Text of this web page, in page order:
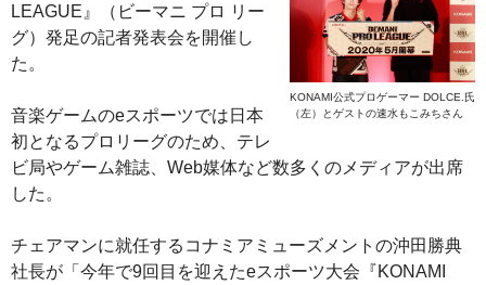
KONAMI公式プロゲーマー DOLCE.氏
（左）とゲストの速水もこみちさん
LEAGUE』（ビーマニ プロ リー
グ）発足の記者発表会を開催し
た。
音楽ゲームのeスポーツでは日本
初となるプロリーグのため、テレ
ビ局やゲーム雑誌、Web媒体など数多くのメディアが出席
した。
チェアマンに就任するコナミアミューズメントの沖田勝典
社長が「今年で9回目を迎えたeスポーツ大会『KONAMI